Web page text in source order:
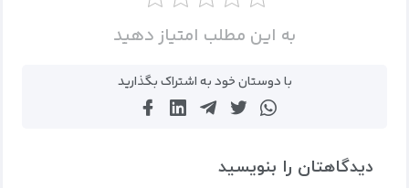
به این مطلب امتیاز دهید
با دوستان خود به اشتراک بگذارید
دیدگاهتان را بنویسید